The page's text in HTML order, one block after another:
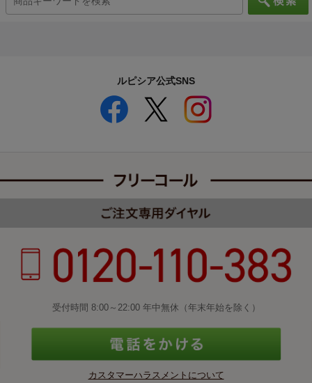
ルピシア公式SNS
受付時間 8:00～22:00 年中無休（年末年始を除く）
カスタマーハラスメントについて